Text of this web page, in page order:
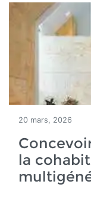
20 mars, 2026
la